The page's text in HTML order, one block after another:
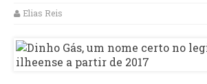
Elias Reis